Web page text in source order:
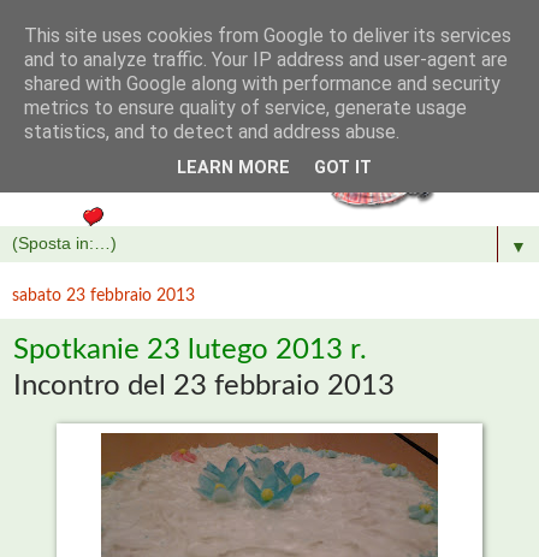
▼
sabato 23 febbraio 2013
Spotkanie 23 lutego 2013 r.
Incontro del 23 febbraio 2013
This site uses cookies from Google to deliver its services
and to analyze traffic. Your IP address and user-agent are
shared with Google along with performance and security
metrics to ensure quality of service, generate usage
statistics, and to detect and address abuse.
LEARN MORE GOT IT